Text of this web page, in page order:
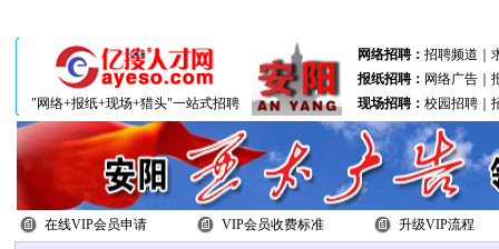
网络招聘： 招聘频道
报纸招聘： 网络广告｜
"网络+报纸+现场+猎头"一站式招聘
现场招聘： 校园招聘｜
在线VIP会员申请 VIP会员收费标准 升级VIP流程